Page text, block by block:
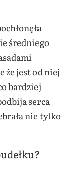
średniego
że jest od niej
bardziej
serca
nie tylko